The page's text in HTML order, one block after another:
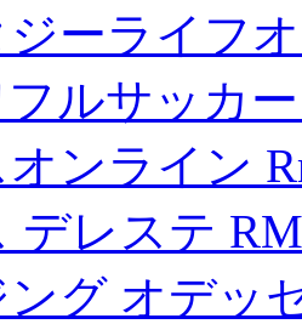
ジーライフ
ルサッカ
ンライン
デレステ
グ オデッ